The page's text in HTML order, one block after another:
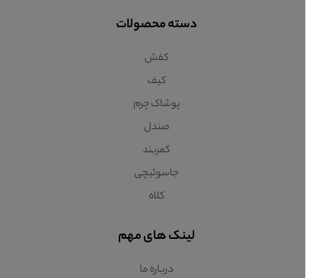
دسته محصولات
کفش
کیف
پوشاک چرم
صندل
کمربند
جاسوئیچی
کلاه
لینک های مهم
درباره ما